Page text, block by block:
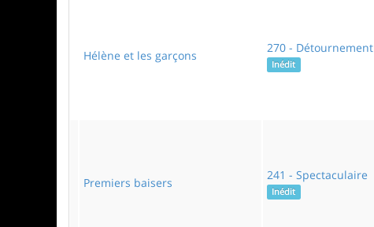
Hélène et les garçons
270 - Détournement
Inédit
Premiers baisers
241 - Spectaculaire
Inédit